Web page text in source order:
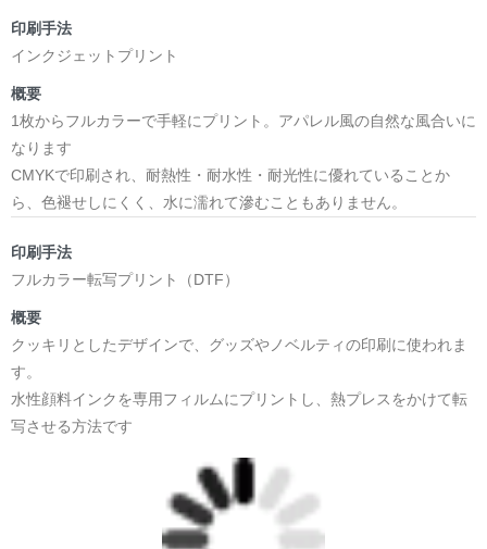
印刷手法
インクジェットプリント
概要
1枚からフルカラーで手軽にプリント。アパレル風の自然な風合いに
なります
CMYKで印刷され、耐熱性・耐水性・耐光性に優れていることか
ら、色褪せしにくく、水に濡れて滲むこともありません。
印刷手法
フルカラー転写プリント（DTF）
概要
クッキリとしたデザインで、グッズやノベルティの印刷に使われま
す。
水性顔料インクを専用フィルムにプリントし、熱プレスをかけて転
写させる方法です